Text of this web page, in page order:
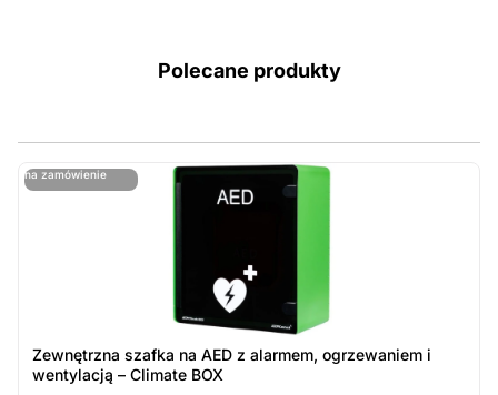
Polecane produkty
na zamówienie
ostatnie sztuki
Zewnętrzna szafka na AED z alarmem, ogrzewaniem i
wentylacją – Climate BOX